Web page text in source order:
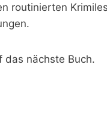
routinierten
das nächste Buch.